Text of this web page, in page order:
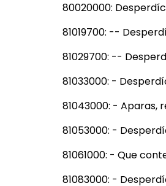
80020000:
81019700: --
81029700: --
81033000: -
81043000: - Aparas,
81053000: -
81061000: - Que
81083000: -